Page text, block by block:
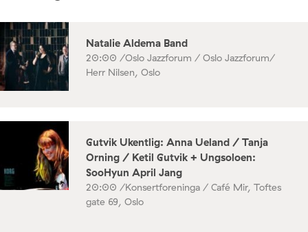
Natalie Aldema Band
20:00 /Oslo Jazzforum / Oslo Jazzforum/
Herr Nilsen, Oslo
Gutvik Ukentlig: Anna Ueland / Tanja
Orning / Ketil Gutvik + Ungsoloen:
SooHyun April Jang
20:00 /Konsertforeninga / Café Mir, Toftes
gate 69, Oslo